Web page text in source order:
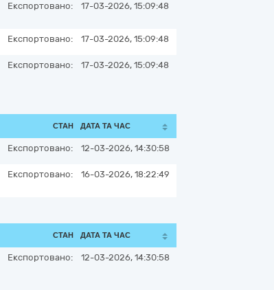
Експортовано: 17-03-2026, 15:09:48
Експортовано: 17-03-2026, 15:09:48
Експортовано: 17-03-2026, 15:09:48
СТАН ДАТА ТА ЧАС
Експортовано: 12-03-2026, 14:30:58
Експортовано: 16-03-2026, 18:22:49
СТАН ДАТА ТА ЧАС
Експортовано: 12-03-2026, 14:30:58